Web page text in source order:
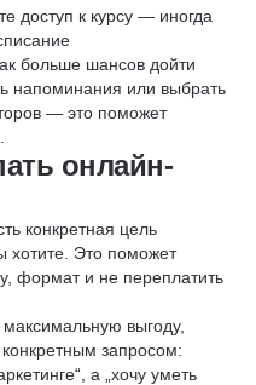
доступ к курсу — иногда
больше шансов дойти
напоминания или выбрать
— это поможет
онлайн-
конкретная цель
хотите. Это поможет
формат и не переплатить
выгоду,
конкретным запросом:
а „хочу уметь